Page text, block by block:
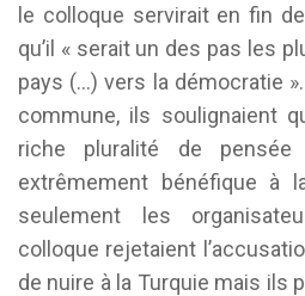
le colloque servirait en fin
qu’il « serait un des pas les
pays (…) vers la démocratie
commune, ils soulignaient
riche pluralité de
extrêmement bénéfique à
seulement les
colloque rejetaient
de nuire à la Turquie mais ils